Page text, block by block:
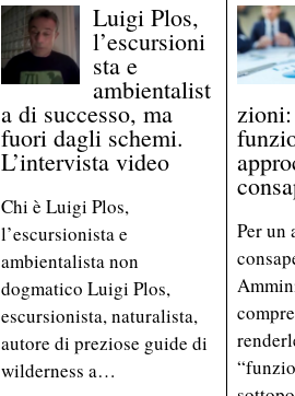
Luigi Plos,
l’escursioni
sta e
ambientalist
a di successo, ma
fuori dagli schemi.
L’intervista video
Chi è Luigi Plos,
l’escursionista e
ambientalista non
dogmatico Luigi Plos,
escursionista, naturalista,
autore di preziose guide di
wilderness a…
Per un